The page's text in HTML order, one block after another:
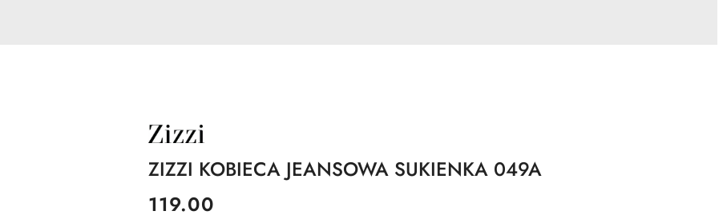
NAZWA
PRODUCENTA:
ZIZZI KOBIECA JEANSOWA SUKIENKA 049A
cena:
119.00